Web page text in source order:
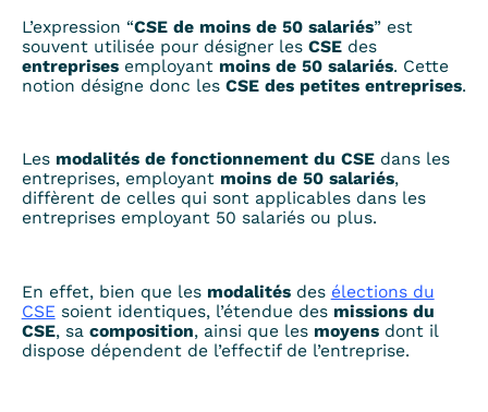
L’expression “CSE de moins de 50 salariés” est
souvent utilisée pour désigner les CSE des
entreprises employantmoins de 50 salariés. Cette
notion désigne donc les CSE des petites entreprises.
Les modalités de fonctionnement du CSEdans les
entreprises, employantmoins de 50 salariés,
diffèrent de celles qui sont applicables dans les
entreprises employant 50 salariés ou plus.
En effet, bien que les modalités des élections du
CSE soient identiques, l’étendue des missions du
CSE, sa composition, ainsi que les moyens dont il
dispose dépendent de l’effectif de l’entreprise.